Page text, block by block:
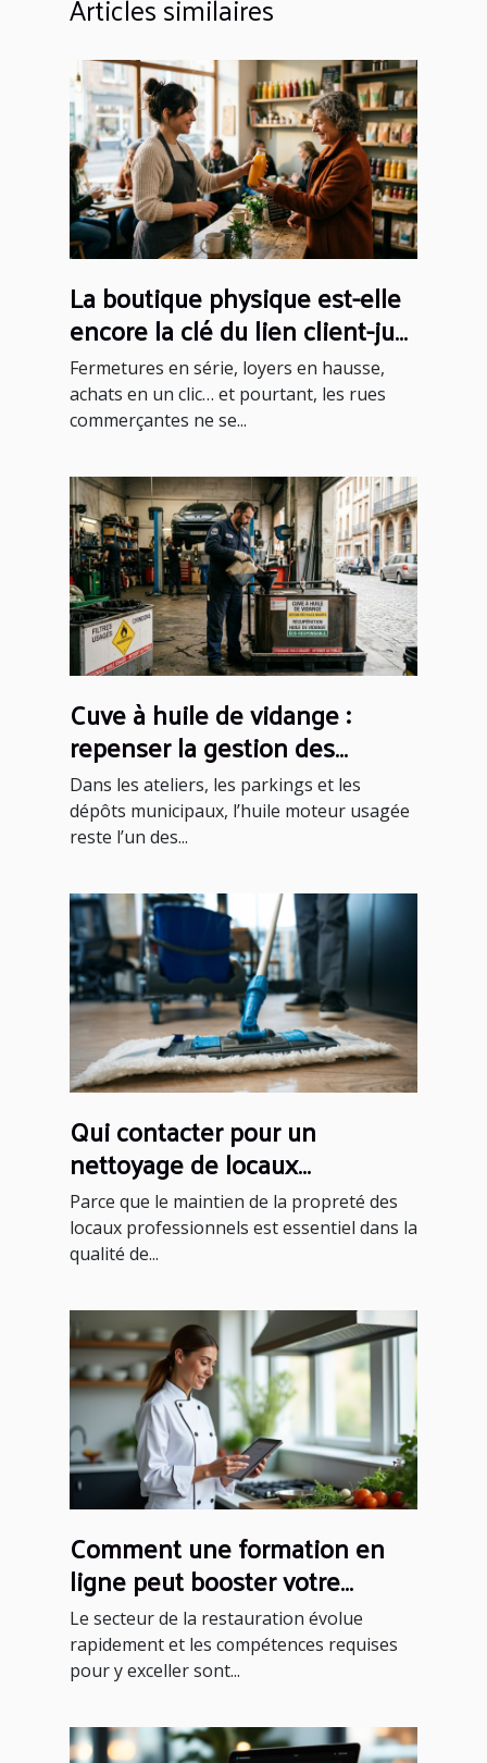
La boutique physique est-elle
encore la clé du lien client-jus
aujourd'hui ?
Fermetures en série, loyers en hausse,
achats en un clic… et pourtant, les rues
commerçantes ne se...
Cuve à huile de vidange :
repenser la gestion des
déchets automobiles dans les
villes françaises
Dans les ateliers, les parkings et les
dépôts municipaux, l’huile moteur usagée
reste l’un des...
Qui contacter pour un
nettoyage de locaux
professionnels à Toulouse ?
Parce que le maintien de la propreté des
locaux professionnels est essentiel dans la
qualité de...
Comment une formation en
ligne peut booster votre
carrière en restauration ?
Le secteur de la restauration évolue
rapidement et les compétences requises
pour y exceller sont...